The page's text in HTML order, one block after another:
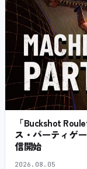
「Buckshot
ス・パーティゲ
信開始
2026.08.05